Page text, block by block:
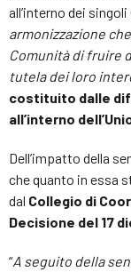
all’interno dei
armonizzazione
Comunità di fruire
tutela dei loro
costituito dalle
all’interno
Dell’impatto della
che quanto in essa
dal Collegio di
Decisione del 17
“A seguito della